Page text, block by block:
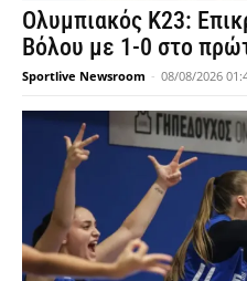
Ολυμπιακός Κ23:
Βόλου με 1-0 στο
Sportlive Newsroom - 08/08/2026